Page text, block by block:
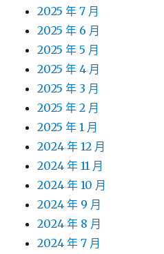
2025 年 7 月
2025 年 6 月
2025 年 5 月
2025 年 4 月
2025 年 3 月
2025 年 2 月
2025 年 1 月
2024 年 12 月
2024 年 11 月
2024 年 10 月
2024 年 9 月
2024 年 8 月
2024 年 7 月